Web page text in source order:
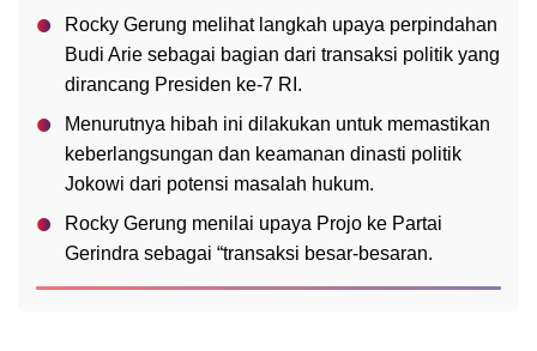
Rocky Gerung melihat langkah upaya perpindahan
Budi Arie sebagai bagian dari transaksi politik yang
dirancang Presiden ke-7 RI.
Menurutnya hibah ini dilakukan untuk memastikan
keberlangsungan dan keamanan dinasti politik
Jokowi dari potensi masalah hukum.
Rocky Gerung menilai upaya Projo ke Partai
Gerindra sebagai “transaksi besar-besaran.